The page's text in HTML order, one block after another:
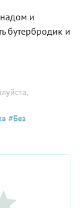
и
бутербродик и
#Без